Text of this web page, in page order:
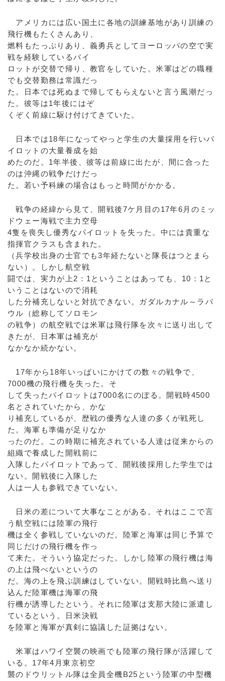
アメリカには広い国土に各地の訓練基地があり訓練の
飛行機もたくさんあり、
燃料もたっぷりあり、義勇兵としてヨーロッパの空で実
戦を経験しているパイ
ロットが交替で帰り、教官をしていた。米軍はどの職種
でも交替勤務は常識だっ
た。日本では死ぬまで帰してもらえないと言う風潮だっ
た。彼等は1年後にはぞ
くぞく前線に駆け付けてきていた。
日本では18年になってやっと学生の大量採用を行いパ
イロットの大量養成を始
めたのだ。1年半後、彼等は前線に出たが、間に合った
のは沖縄の戦争だけだっ
た。若い予科練の場合はもっと時間がかかる。
戦争の経緯から見て、開戦後7ケ月目の17年6月のミッ
ドウェー海戦で主力空母
4隻を喪失し優秀なパイロットを失った。中には貴重な
指揮官クラスも含まれた。
（兵学校出身の士官でも3年経たないと隊長はつとまら
ない）。しかし航空戦
闘では、実力が上2：1ということはあっても、10：1と
いうことはないので消耗
した分補充しないと対抗できない。ガダルカナル～ラバ
ウル（総称してソロモン
の戦争）の航空戦では米軍は飛行隊を次々に送り出して
きたが、日本軍は補充が
なかなか続かない。
17年から18年いっぱいにかけての数々の戦争で、
7000機の飛行機を失った。そ
して失ったパイロットは7000名にのぼる。開戦時4500
名とされていたから、かな
り補充しているが、歴戦の優秀な人達の多くが戦死し
た。海軍も準備が足りなか
ったのだ。この時期に補充されている人達は従来からの
組織で養成した開戦前に
入隊したパイロットであって、開戦後採用した学生では
ない。開戦後に入隊した
人は一人も参戦できていない。
日米の差について大事なことがある。それはここで言
う航空戦には陸軍の飛行
機は全く参戦していないのだ。陸軍と海軍は同じ予算で
同じだけの飛行機を作っ
て来た。そういう協定だった。しかし陸軍の飛行機は海
の上は飛べないというの
だ。海の上を飛ぶ訓練はしていない。開戦時比島へ送り
込んだ陸軍機は海軍の飛
行機が誘導したという。それに陸軍は支那大陸に派遣し
ているという。日米決戦
を陸軍と海軍が真剣に協議した証拠はない。
米軍はハワイ空襲の映画でも陸軍の飛行隊が活躍して
いる。17年4月東京初空
襲のドウリットル隊は全員全機B25という陸軍の中型機